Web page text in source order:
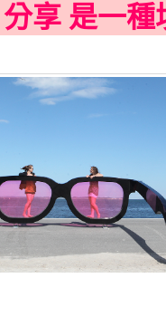
享 是一種